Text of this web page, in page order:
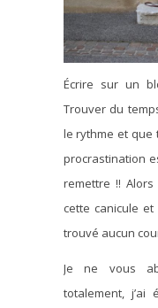
Écrire sur un
Trouver du
le rythme et que
procrastination
remettre !!
cette canicule et
trouvé aucun
Je ne vous
totalement,